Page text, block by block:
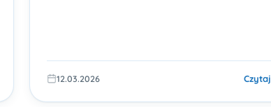
12.03.2026 Czytaj